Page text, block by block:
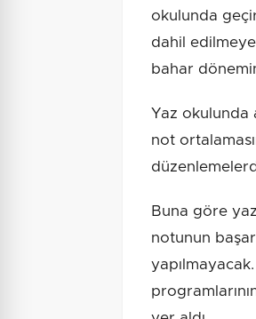
okulunda
dahil
bahar
Yaz okulunda
not
Buna göre
notunun